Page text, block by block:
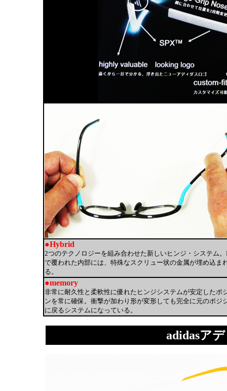
●Hybrid
2つのテクノロジーを組み合わせた新しいヒンジ・システム。
で覆われた内部には、特殊なスクリュー状の金属が埋め込ま
る。
●memory
非常に耐久性と柔軟性に優れたヒンジシステムが安定したポ
ンを常に確保。衝撃が加わり形が変形しても完全に元のポジ
に戻るシステムになっている。
adidasア